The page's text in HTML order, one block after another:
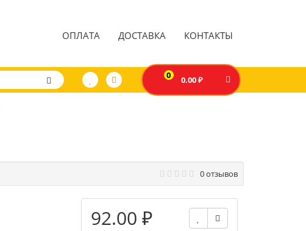
ОПЛАТА ДОСТАВКА КОНТАКТЫ
0 0.00 ₽
0 отзывов
92.00 ₽